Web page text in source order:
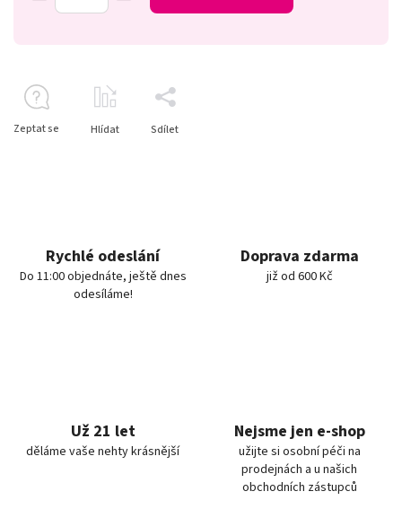
Zeptat se Hlídat Sdílet
Rychlé odeslání
Do 11:00 objednáte, ještě dnes
odesíláme!
Doprava zdarma
již od 600 Kč
Už 21 let
děláme vaše nehty krásnější
Nejsme jen e-shop
užijte si osobní péči na
prodejnách a u našich
obchodních zástupců